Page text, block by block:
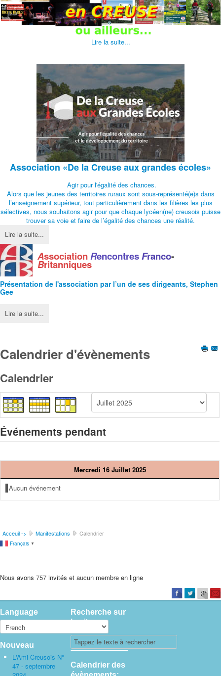
Lire la suite...
Association «De la Creuse aux grandes écoles»
Agir pour l'égalité des chances.
Alors que les jeunes des territoires ruraux sont sous-représenté(e)s dans
l’enseignement supérieur, tout particulièrement dans les filières les plus
sélectives, nous souhaitons agir pour que chaque lycéen(ne) creusois puisse
trouver sa voie et faire de l’égalité des chances une réalité.
Lire la suite...
AssociationRencontresFranco-
Britanniques
Présentation de l'association par l’un de ses dirigeants, Stephen
Gee
Lire la suite...
Calendrier d'évènements
Calendrier
Événements pendant
Mercredi 16 Juillet 2025
Aucun événement
Acceuil -> Manifestations Calendrier
Français ▼
Nous avons 757 invités et aucun membre en ligne
Language
Nouveau
L'Ami Creusois N°
47 - septembre
Recherche sur
le site
Calendrier des